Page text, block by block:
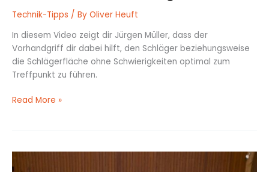
Technik-Tipps / By Oliver Heuft
In diesem Video zeigt dir Jürgen Müller, dass der
Vorhandgriff dir dabei hilft, den Schläger beziehungsweise
die Schlägerfläche ohne Schwierigkeiten optimal zum
Treffpunkt zu führen.
Read More »